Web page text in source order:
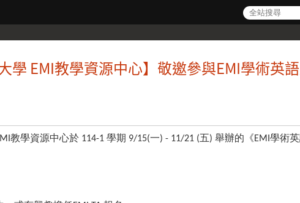
學 EMI教學資源中心】敬邀參與EMI學術英
教學資源中心於 114-1 學期 9/15(一) - 11/21 (五) 舉辦的《EMI學術